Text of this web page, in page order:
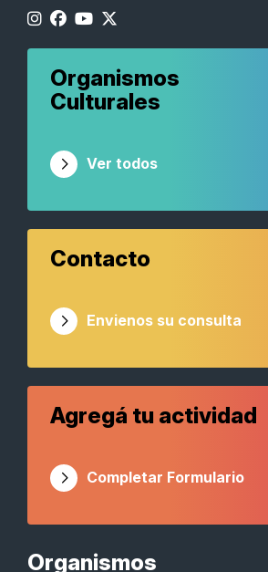
Organismos
Organismos
Culturales
Ver todos
Contacto
Envienos su consulta
Agregá tu actividad
Completar Formulario